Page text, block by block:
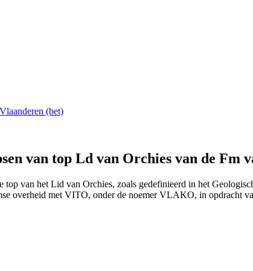
(bet)
van top Ld van Orchies van de
top van het Lid van Orchies, zoals gedefinieerd in het
overheid met VITO, onder de noemer VLAKO, in opdracht